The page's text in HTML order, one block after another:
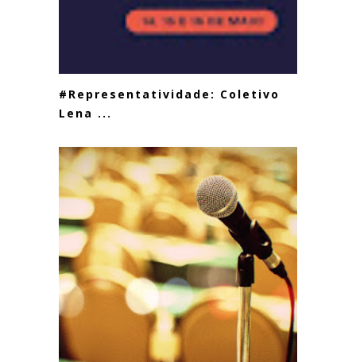
#Representatividade: Coletivo
Lena ...